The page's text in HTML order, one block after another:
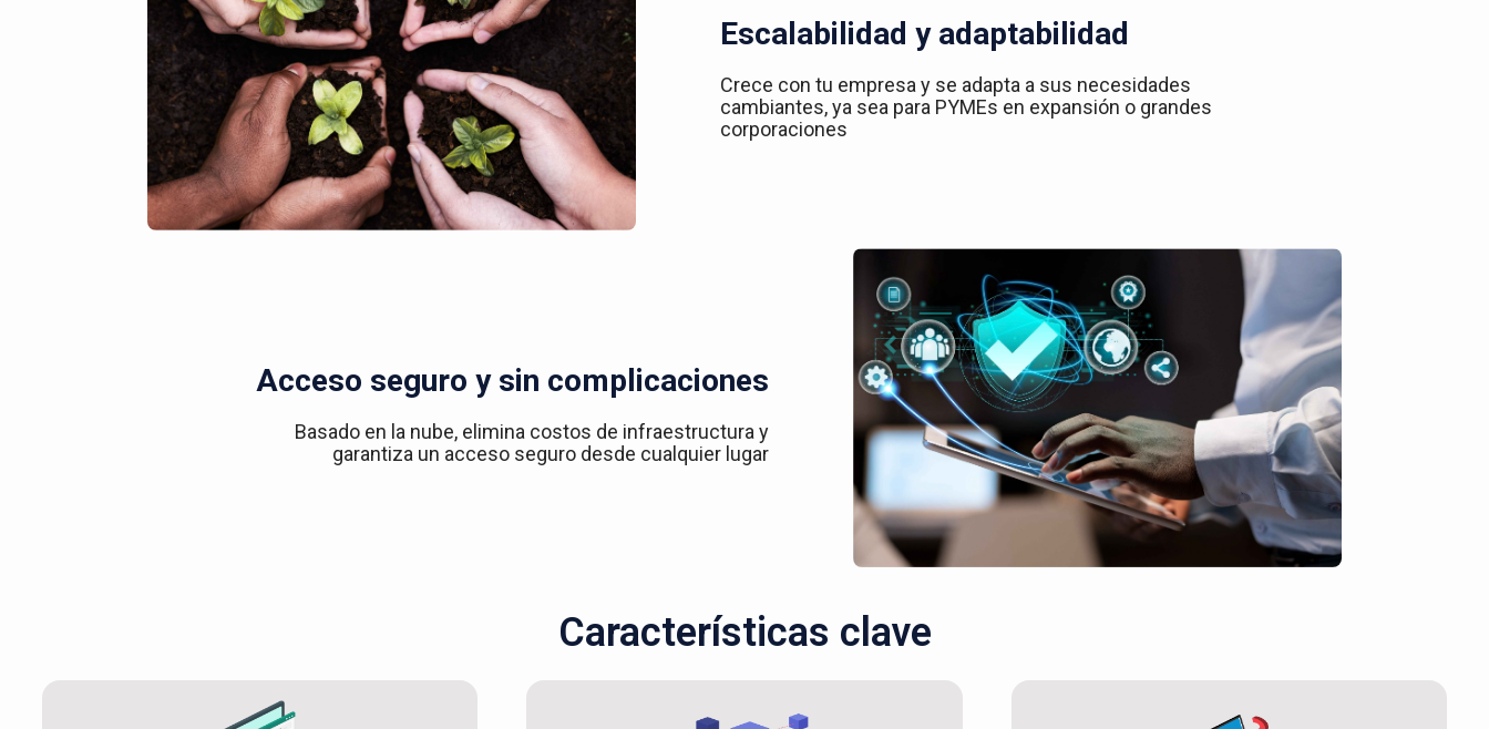
Escalabilidad y adaptabilidad
Crece con tu empresa y se adapta a sus necesidades
cambiantes, ya sea para PYMEs en expansión o grandes
corporaciones
Acceso seguro y sin complicaciones
Basado en la nube, elimina costos de infraestructura y
garantiza un acceso seguro desde cualquier lugar
Características clave